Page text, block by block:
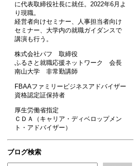
に代表取締役社長に就任。2022年6月よ
り現職。
経営者向けセミナー、人事担当者向け
セミナー、大学内の就職ガイダンスで
講演も行う。
株式会社パフ 取締役
ふるさと就職応援ネットワーク 会長
南山大学 非常勤講師
FBAAファミリービジネスアドバイザー
資格認定証保持者
厚生労働省指定
ＣＤＡ（キャリア・ディベロップメン
ト・アドバイザー）
ブログ検索